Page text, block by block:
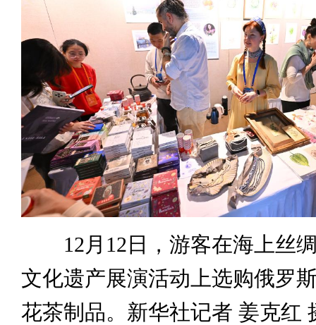
12月12日，游客在海上丝
文化遗产展演活动上选购俄罗
花茶制品。新华社记者 姜克红